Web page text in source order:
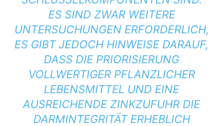
ES SIND ZWAR WEITERE
UNTERSUCHUNGEN ERFORDERLICH,
ES GIBT JEDOCH HINWEISE DARAUF,
DASS DIE PRIORISIERUNG
VOLLWERTIGER PFLANZLICHER
LEBENSMITTEL UND EINE
AUSREICHENDE ZINKZUFUHR DIE
DARMINTEGRITÄT ERHEBLICH